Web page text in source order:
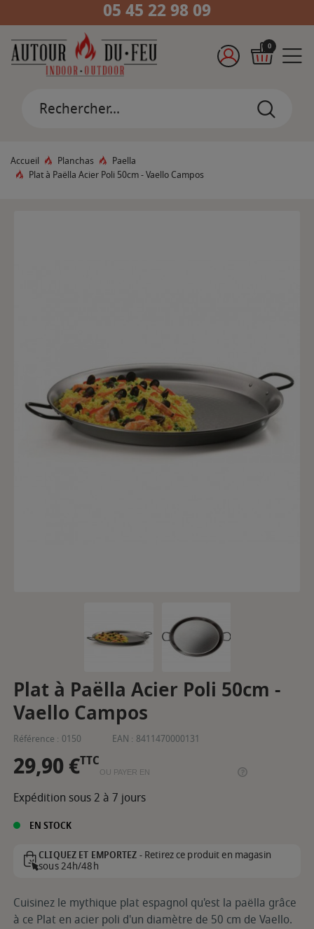
05 45 22 98 09
0
Accueil Planchas
Paella
Plat à Paëlla Acier Poli 50cm - Vaello Campos
Plat à Paëlla Acier Poli 50cm -
Vaello Campos
Référence : 0150 EAN : 8411470000131
29,90 €TTC
OU PAYER EN
Expédition sous 2 à 7 jours
EN STOCK
CLIQUEZ ET EMPORTEZ -Retirez ce produit en magasin
sous 24h/48h
Cuisinez le mythique plat espagnol qu'est la paëlla grâce
à ce Plat en acier poli d'un diamètre de 50 cm de Vaello.